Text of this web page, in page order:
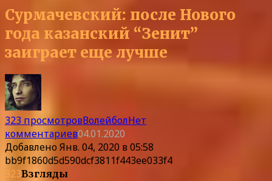
Сурмачевский: после Нового
года казанский “Зенит”
заиграет еще лучше
323 просмотровВолейболНет
комментариев04.01.2020
Добавлено Янв. 04, 2020 в 05:58
bb9f1860d5d590dcf3811f443ee033f4
323Взгляды